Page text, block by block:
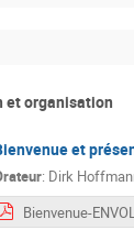
et organisation
et
: Dirk